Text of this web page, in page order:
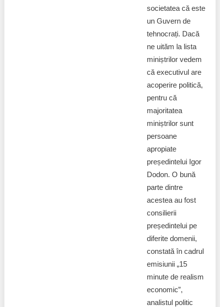
societatea că este
un Guvern de
tehnocrați. Dacă
ne uităm la lista
miniștrilor vedem
că executivul are
acoperire politică,
pentru că
majoritatea
miniștrilor sunt
persoane
apropiate
președintelui Igor
Dodon. O bună
parte dintre
acestea au fost
consilierii
președintelui pe
diferite domenii,
constată în cadrul
emisiunii „15
minute de realism
economic”,
analistul politic